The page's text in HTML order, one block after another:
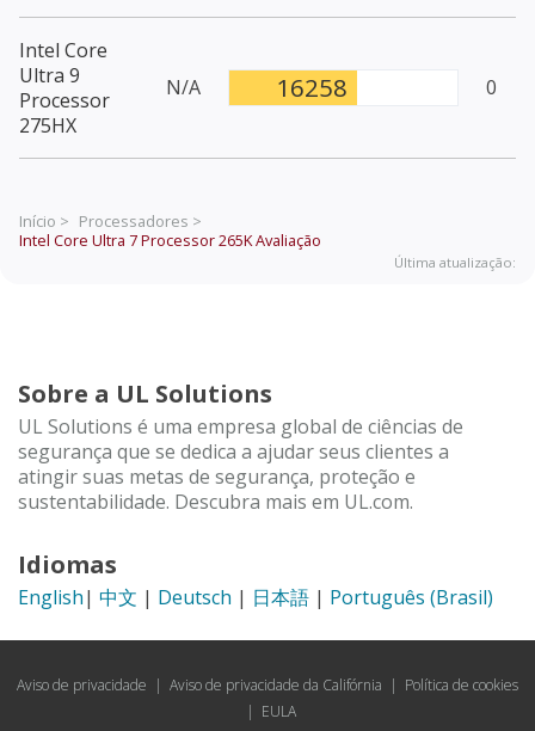
Intel Core
Ultra 9
Processor
275HX
N/A 16258 0
Início > Processadores >
Intel Core Ultra 7 Processor 265KAvaliação
Última atualização:
Sobre a UL Solutions
UL Solutions é uma empresa global de ciências de
segurança que se dedica a ajudar seus clientes a
atingir suas metas de segurança, proteção e
sustentabilidade. Descubra mais em UL.com.
Idiomas
English| 中文 | Deutsch | 日本語 | Português (Brasil)
Aviso de privacidade | Aviso de privacidade da Califórnia | Política de cookies
| EULA